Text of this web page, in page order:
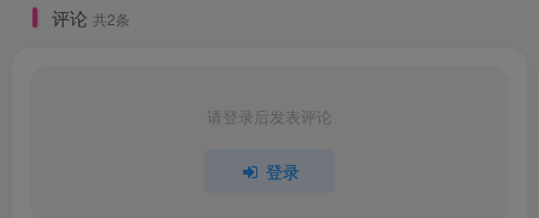
评论 共2条
请登录后发表评论
登录